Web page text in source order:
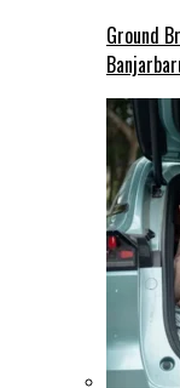
Ground